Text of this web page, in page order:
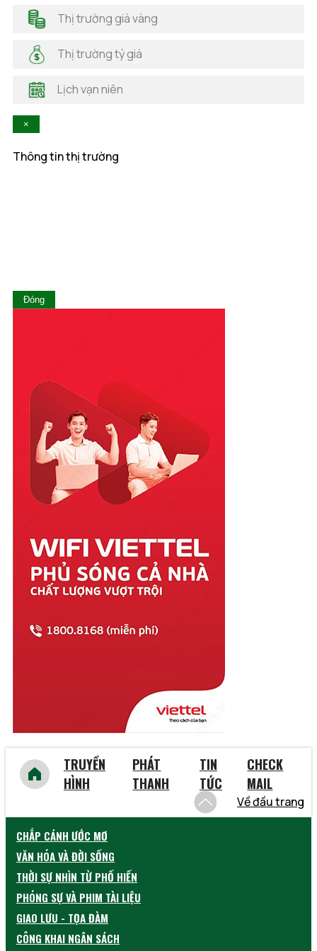
Hải Dương
Hải Phòng
Hà Tĩnh
Hòa Bình
Lai Châu
Quảng Ngãi
Quảng Ninh
Quảng Trị
Sóc Trăng
Sơn La
Tây Ninh
Thái Bình
Thái Nguyên
Thừa Thiên Huế
Tiền Giang
Trà Vinh
Tuyên Quang
Vĩnh Phúc
Vũng Tàu
Thị trường giá vàng
Thị trường tỷ giá
Lịch vạn niên
×
Thông tin thị trường
Đóng
TRUYỀN
HÌNH
PHÁT
THANH
TIN
TỨC
CHECK
MAIL
Về đầu trang
CHẮP CÁNH ƯỚC MƠ
VĂN HÓA VÀ ĐỜI SỐNG
THỜI SỰ NHÌN TỪ PHỐ HIẾN
PHÓNG SỰ VÀ PHIM TÀI LIỆU
GIAO LƯU - TỌA ĐÀM
CÔNG KHAI NGÂN SÁCH